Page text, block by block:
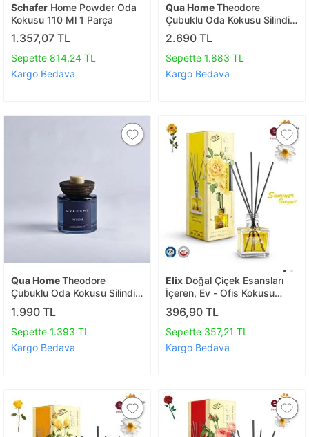
Schafer Home Powder Oda
Kokusu 110 Ml 1 Parça
1.357,07 TL
Sepette 814,24 TL
Kargo Bedava
Qua HomeTheodore
Çubuklu Oda Kokusu Silindir
Şişe Lacivert 500 Ml
2.690 TL
Sepette 1.883 TL
Kargo Bedava
Qua HomeTheodore
Çubuklu Oda Kokusu Silindir
Şişe Lacivert 250 Ml
1.990 TL
Sepette 1.393 TL
Kargo Bedava
Elix Doğal Çiçek Esansları
İçeren, Ev - Ofis Kokusu
100ml. - Bergamot,
Gardenya
396,90 TL
Sepette 357,21 TL
Kargo Bedava